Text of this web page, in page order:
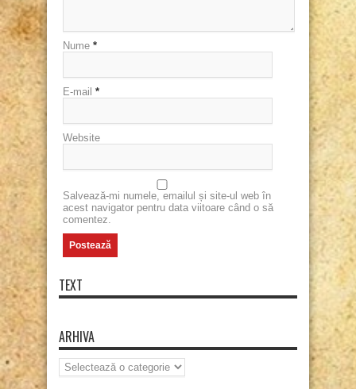
Nume *
E-mail *
Website
Salvează-mi numele, emailul și site-ul web în
acest navigator pentru data viitoare când o să
comentez.
TEXT
ARHIVA
Arhiva